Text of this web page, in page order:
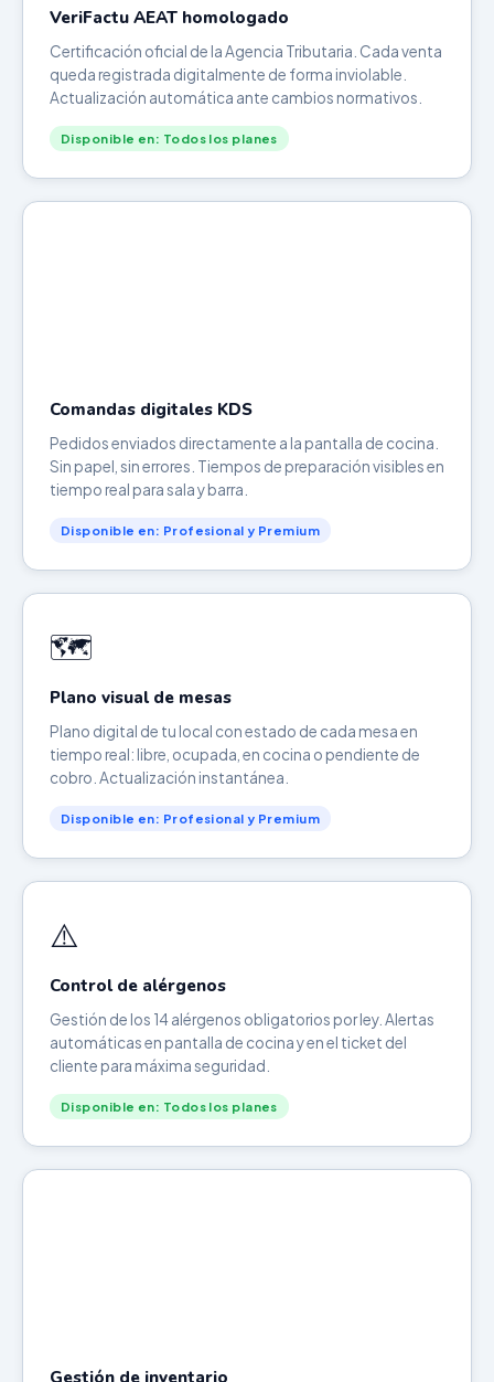
VeriFactu AEAT homologado
Certificación oficial de la Agencia Tributaria. Cada venta
queda registrada digitalmente de forma inviolable.
Actualización automática ante cambios normativos.
Disponible en: Todos los planes
Comandas digitales KDS
Pedidos enviados directamente a la pantalla de cocina.
Sin papel, sin errores. Tiempos de preparación visibles en
tiempo real para sala y barra.
Disponible en: Profesional y Premium
🗺️
Plano visual de mesas
Plano digital de tu local con estado de cada mesa en
tiempo real: libre, ocupada, en cocina o pendiente de
cobro. Actualización instantánea.
Disponible en: Profesional y Premium
⚠️
Control de alérgenos
Gestión de los 14 alérgenos obligatorios por ley. Alertas
automáticas en pantalla de cocina y en el ticket del
cliente para máxima seguridad.
Disponible en: Todos los planes
Gestión de inventario